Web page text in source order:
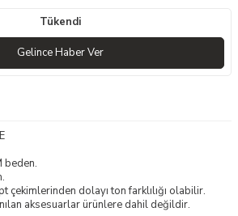
Tükendi
Gelince Haber Ver
beden.
çekimlerinden dolayı ton farklılığı olabilir.
aksesuarlar ürünlere dahil değildir.